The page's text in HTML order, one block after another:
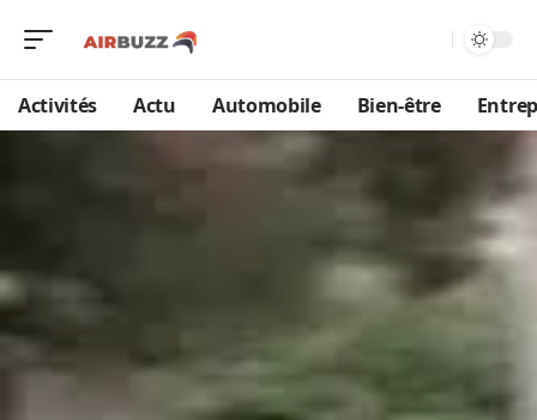
Activités Actu Automobile Bien-être